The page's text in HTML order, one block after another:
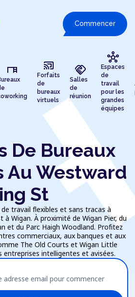
Commencer
desk cast_connected
Forfaits
de
bureaux
virtuels
handshake
Salles
de
réunion
hub
Espaces
de
travail
pour les
grandes
équipes
De Bureaux
Au Westward
St
travail flexibles et sans tracas à
à Wigan. À proximité de Wigan Pier, du
et du Parc Haigh Woodland. Profitez
commerciaux, aux banques et aux
The Old Courts et Wigan Little
entreprises intelligentes et avisées.
adresse email pour commencer